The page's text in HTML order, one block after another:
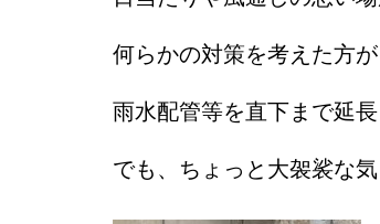
何らかの対策を考えた方
雨水配管等を直下まで延
でも、ちょっと大袈裟な気